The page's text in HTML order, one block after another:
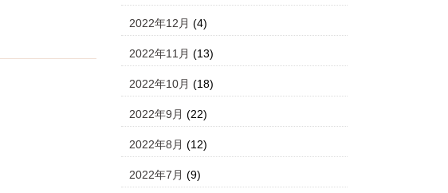
2022年12月 (4)
2022年11月 (13)
2022年10月 (18)
2022年9月 (22)
2022年8月 (12)
2022年7月 (9)